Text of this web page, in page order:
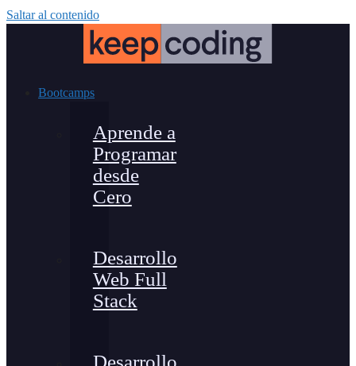
Saltar al contenido
Bootcamps
Aprende a
Programar
desde
Cero
Desarrollo
Web Full
Stack
Desarrollo